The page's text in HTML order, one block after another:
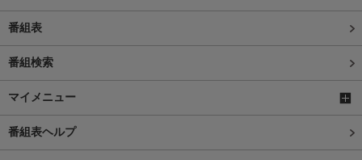
番組表
番組検索
マイメニュー
番組表ヘルプ